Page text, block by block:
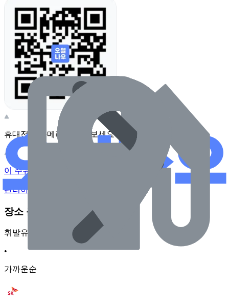
휴대전화 카메라로 찍어보세요
이 주유소의 사장님이신가요?
관리하기
장소 근처 주유소
휘발유
•
가까운순